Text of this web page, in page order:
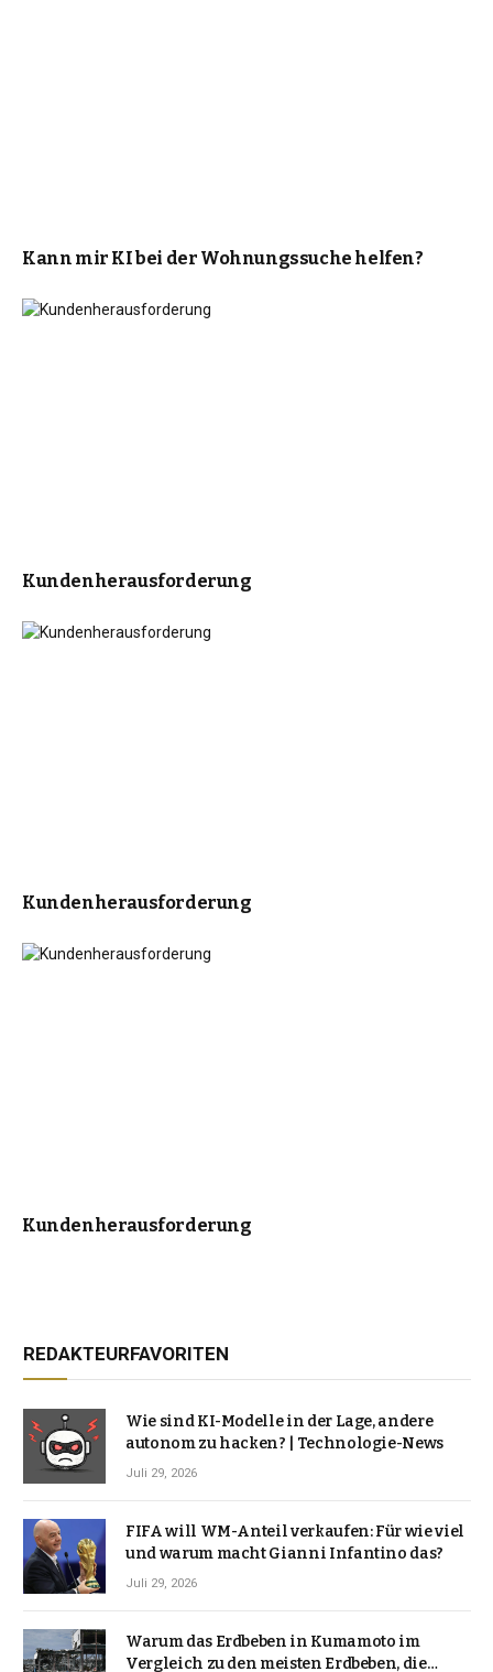
Kann mir KI bei der Wohnungssuche helfen?
Kundenherausforderung
Kundenherausforderung
Kundenherausforderung
REDAKTEURFAVORITEN
Wie sind KI-Modelle in der Lage, andere
autonom zu hacken? | Technologie-News
Juli 29, 2026
FIFA will WM-Anteil verkaufen: Für wie viel
und warum macht Gianni Infantino das?
Juli 29, 2026
Warum das Erdbeben in Kumamoto im
Vergleich zu den meisten Erdbeben, die